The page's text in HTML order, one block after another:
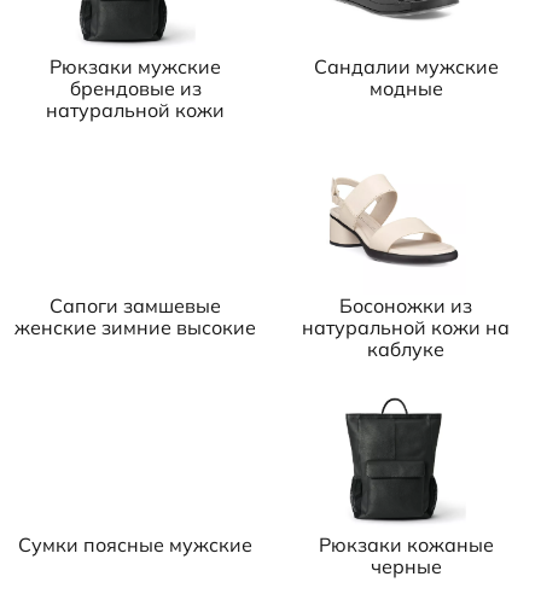
Рюкзаки мужские
брендовые из
натуральной кожи
Сандалии мужские
модные
Сапоги замшевые
женские зимние высокие
Босоножки из
натуральной кожи на
каблуке
Сумки поясные мужские
Рюкзаки кожаные
черные